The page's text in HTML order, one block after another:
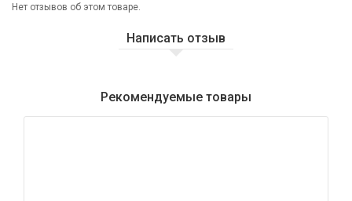
Нет отзывов об этом товаре.
Написать отзыв
Рекомендуемые товары